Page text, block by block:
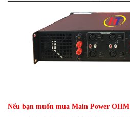
Nếu bạn muốn mua Main Power OHM